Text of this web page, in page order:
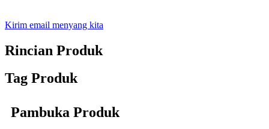
Kirim email menyang kita
Rincian Produk
Tag Produk
Pambuka Produk